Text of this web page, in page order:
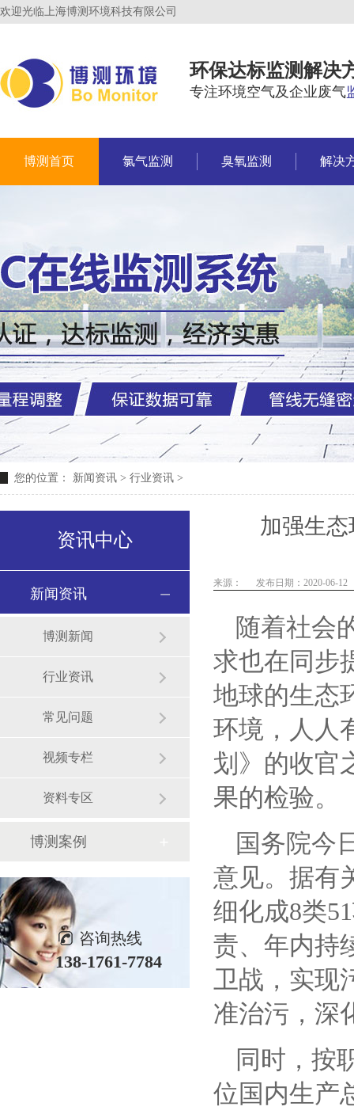
欢迎光临上海博测环境科技有限公司
环保达标监测解决
专注环境空气及企业废气
博测首页 氯气监测 臭氧监测 解决
您的位置： 新闻资讯 > 行业资讯 >
资讯中心
新闻资讯
博测新闻
行业资讯
常见问题
视频专栏
资料专区
博测案例
咨询热线
138-1761-7784
加强生
来源： 发布日期：2020-06-12
随着社会
求也在同步
地球的生态
环境，人人
划》的收官
果的检验。
国务院今
意见。 据有
细化成8类
责、年内持
卫战，实现
准治污 ， 深
同时，按
位国内生产